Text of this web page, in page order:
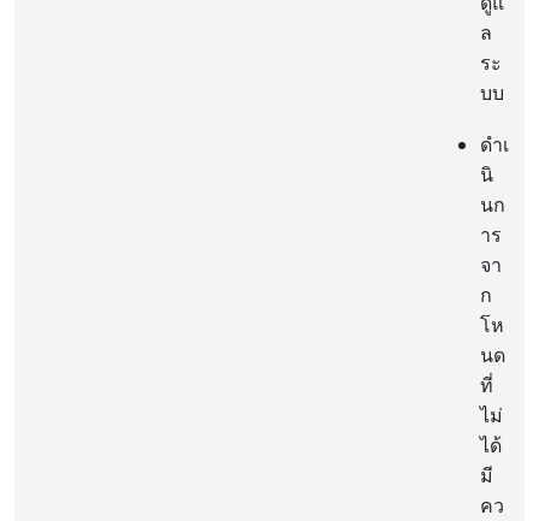
ล
ระ
บบ
ดำเ
นิ
นก
าร
จา
ก
โห
นด
ที่
ไม่
ได้
มี
คว